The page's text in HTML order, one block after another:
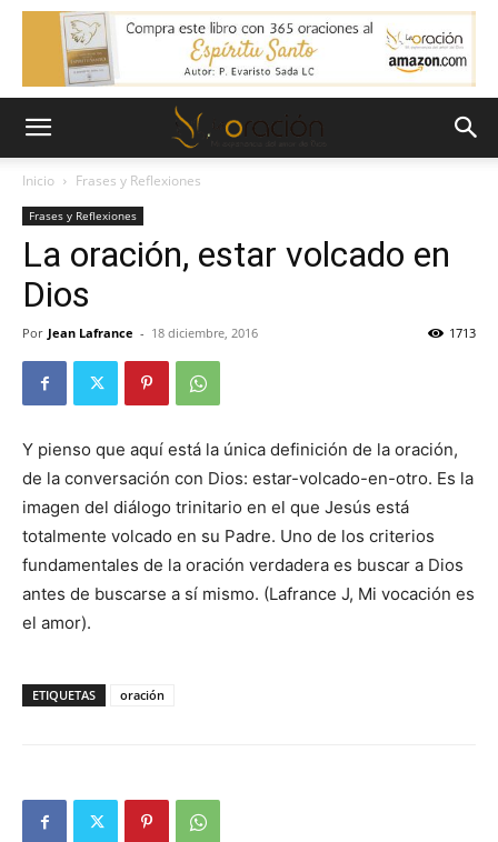
Inicio Frases y Reflexiones
Frases y Reflexiones
La oración, estar volcado en
Dios
Por Jean Lafrance - 18 diciembre, 2016 1713
Y pienso que aquí está la única definición de la oración,
de la conversación con Dios: estar-volcado-en-otro. Es la
imagen del diálogo trinitario en el que Jesús está
totalmente volcado en su Padre. Uno de los criterios
fundamentales de la oración verdadera es buscar a Dios
antes de buscarse a sí mismo. (Lafrance J, Mi vocación es
el amor).
ETIQUETAS oración